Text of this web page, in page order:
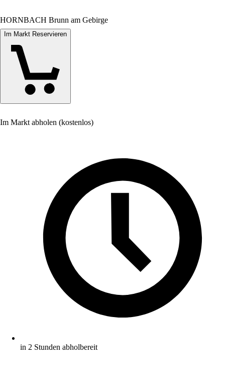
HORNBACH Brunn am Gebirge
Im Markt Reservieren
Im Markt abholen (kostenlos)
in 2 Stunden abholbereit